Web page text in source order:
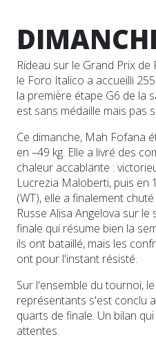
Rideau sur le Grand Prix de
le Foro Italico a accueilli
la première étape G6 de la
est sans médaille mais pas
Ce dimanche, Mah Fofana
en –49 kg. Elle a livré des
chaleur accablante :
Lucrezia Maloberti, puis en
(WT), elle a finalement
Russe Alisa Angelova sur
finale qui résume bien la
ils ont bataillé, mais les
ont pour l'instant résisté.
Sur l'ensemble du tournoi,
représentants s'est conclu
quarts de finale. Un bilan
attentes.